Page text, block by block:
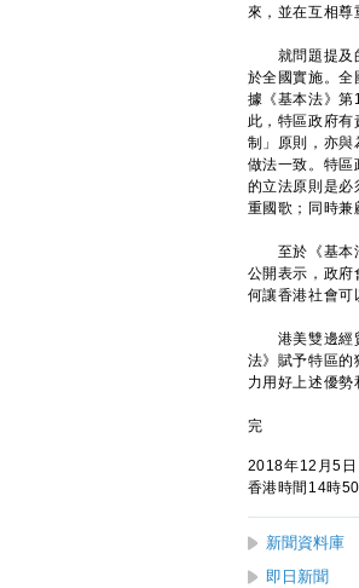
來，並在互相尊
就問題提及的
於全國實施。全
據《基本法》第
此，特區政府
制」原則，亦與
做法一致。特區
的立法原則是必
重國歌；同時兼
至於《基本法
公開表示，政府
何讓香港社會可
港美雙邊經貿
法》賦予特區的
力用好上述優勢
完
2018年12月5日
香港時間14時
新聞資料庫
即日新聞